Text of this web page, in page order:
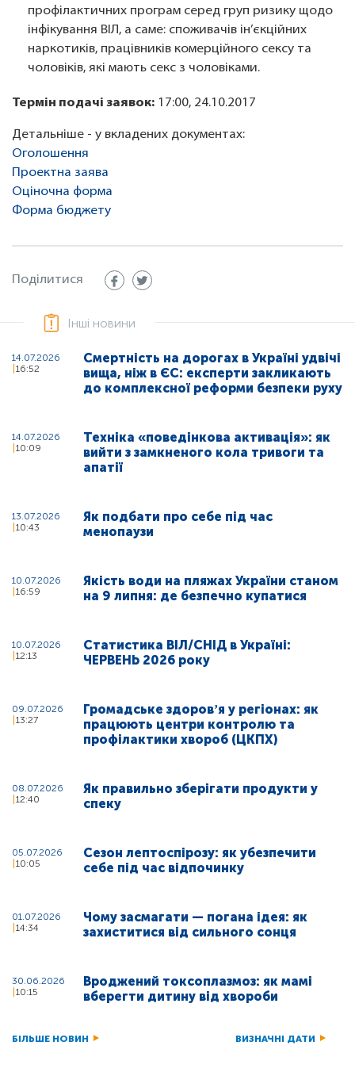
профілактичних програм серед груп ризику щодо
інфікування ВІЛ, а саме: споживачів ін’єкційних
наркотиків, працівників комерційного сексу та
чоловіків, які мають секс з чоловіками.
Термін подачі заявок: 17:00, 24.10.2017
Детальніше - у вкладених документах:
Оголошення
Проектна заява
Оціночна форма
Форма бюджету
Поділитися
Інші новини
14.07.2026
16:52
Смертність на дорогах в Україні удвічі
вища, ніж в ЄС: експерти закликають
до комплексної реформи безпеки руху
14.07.2026
10:09
Техніка «поведінкова активація»: як
вийти з замкненого кола тривоги та
апатії
13.07.2026
10:43
Як подбати про себе під час
менопаузи
10.07.2026
16:59
Якість води на пляжах України станом
на 9 липня: де безпечно купатися
10.07.2026
12:13
Статистика ВІЛ/СНІД в Україні:
ЧЕРВЕНЬ 2026 року
09.07.2026
13:27
Громадське здоровʼя у регіонах: як
працюють центри контролю та
профілактики хвороб (ЦКПХ)
08.07.2026
12:40
Як правильно зберігати продукти у
спеку
05.07.2026
10:05
Сезон лептоспірозу: як убезпечити
себе під час відпочинку
01.07.2026
14:34
Чому засмагати — погана ідея: як
захиститися від сильного сонця
30.06.2026
10:15
Вроджений токсоплазмоз: як мамі
вберегти дитину від хвороби
БІЛЬШЕ НОВИН ВИЗНАЧНІ ДАТИ